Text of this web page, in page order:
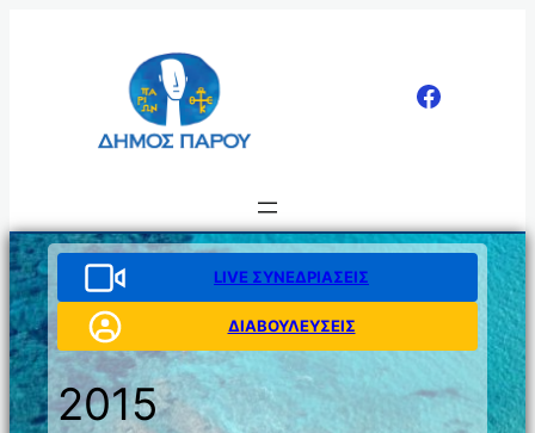
LIVE ΣΥΝΕΔΡΙΑΣΕΙΣ
ΔΙΑΒΟΥΛΕΥΣΕΙΣ
2015